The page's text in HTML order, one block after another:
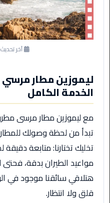
حجز
ليموزين
مطار
سفنكس
ليموزين
الغردقة
ليموزين
دهب
الى
القاهرة
والعكس
ليموزين
مرسيدس
آخر تحديث:
ليموزين مطار
الخدمة الكامل
مع ليموزين مطار مرسى
تبدأ من لحظة وصولك
تخليك تختارنا: متابعة دقيقة
مواعيد الطيران بدقة،
هتلاقي سائقنا موجود في
قلق ولا انتظار.